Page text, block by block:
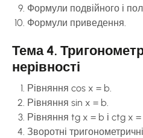
Формули подвійного і
Формули приведення.
Тема 4.
нерівності
Рівняння cos x = b.
Рівняння sin x = b.
Рівняння tg x = b і ctg x =
Зворотні